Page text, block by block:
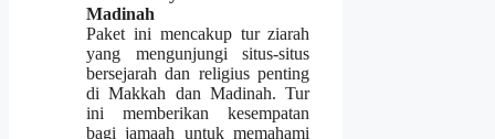
Madinah
Paket ini mencakup tur ziarah
yang mengunjungi situs-situs
bersejarah dan religius penting
di Makkah dan Madinah. Tur
ini memberikan kesempatan
bagi jamaah untuk memahami